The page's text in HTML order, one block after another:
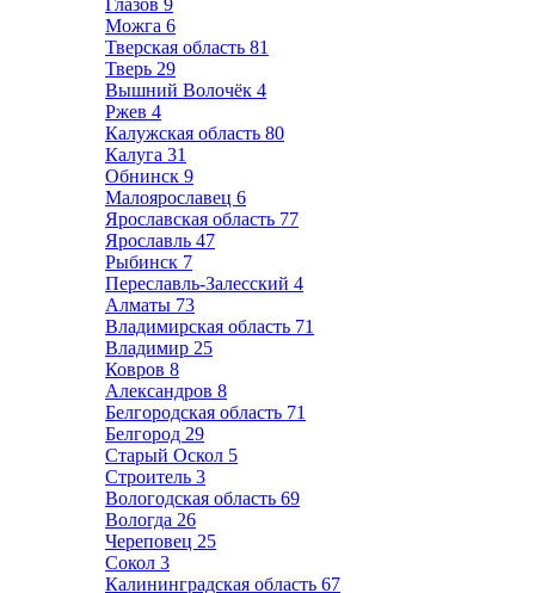
Глазов 9
Можга 6
Тверская область 81
Тверь 29
Вышний Волочёк 4
Ржев 4
Калужская область 80
Калуга 31
Обнинск 9
Малоярославец 6
Ярославская область 77
Ярославль 47
Рыбинск 7
Переславль-Залесский 4
Алматы 73
Владимирская область 71
Владимир 25
Ковров 8
Александров 8
Белгородская область 71
Белгород 29
Старый Оскол 5
Строитель 3
Вологодская область 69
Вологда 26
Череповец 25
Сокол 3
Калининградская область 67